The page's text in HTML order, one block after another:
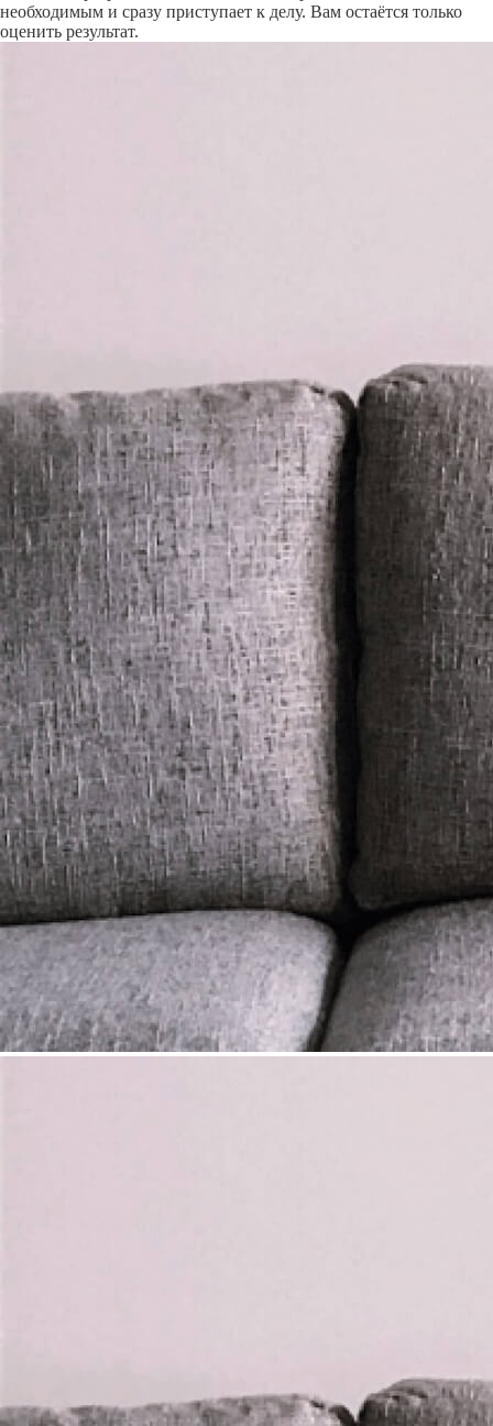
необходимым и сразу приступает к делу. Вам остаётся только
оценить результат.